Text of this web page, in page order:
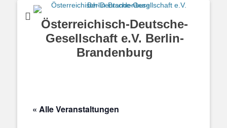
Österreichisch-Deutsche-
Gesellschaft e.V. Berlin-
Brandenburg
« Alle Veranstaltungen